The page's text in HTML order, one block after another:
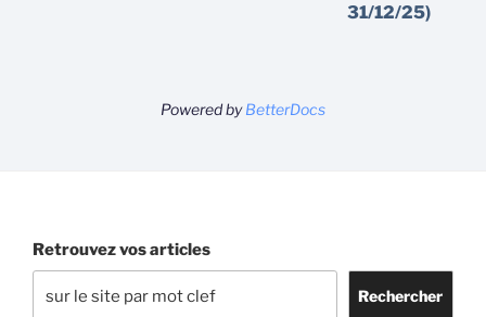
31/12/25)
Powered byBetterDocs
Retrouvez vos articles
Rechercher